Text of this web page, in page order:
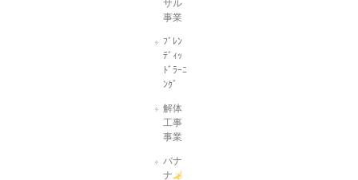
サル
事業
ﾌﾞﾚﾝ
ﾃﾞｨｯ
ﾄﾞﾗｰﾆ
ﾝｸﾞ
解体
工事
事業
バナ
ナ